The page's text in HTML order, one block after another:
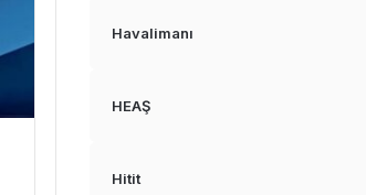
Havalimanı
HEAŞ
Hitit